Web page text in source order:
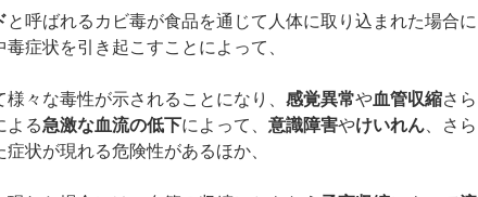
と呼ばれるカビ毒が食品を通じて人体に取り込まれた場合に
毒症状を引き起こすことによって、
様々な毒性が示されることになり、 感覚異常や血管収縮さら
よる急激な血流の低下によって、 意識障害やけいれん 、さら
症状が現れる危険性があるほか、